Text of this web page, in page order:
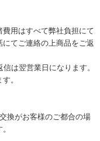
用はすべて弊社負担にて
てご連絡の上商品をご返
は翌営業日になります。
。
換がお客様のご都合の場